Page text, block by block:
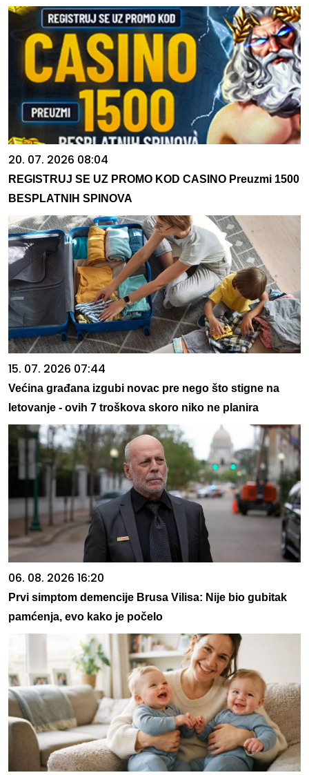
20. 07. 2026 08:04
REGISTRUJ SE UZ PROMO KOD CASINO Preuzmi 1500
BESPLATNIH SPINOVA
15. 07. 2026 07:44
Većina građana izgubi novac pre nego što stigne na
letovanje - ovih 7 troškova skoro niko ne planira
06. 08. 2026 16:20
Prvi simptom demencije Brusa Vilisa: Nije bio gubitak
pamćenja, evo kako je počelo